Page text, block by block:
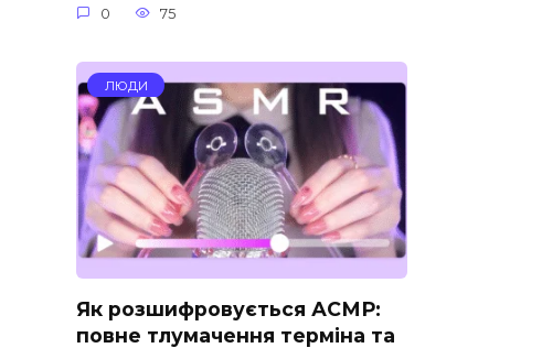
0 75
ЛЮДИ
Як розшифровується АСМР:
повне тлумачення терміна та